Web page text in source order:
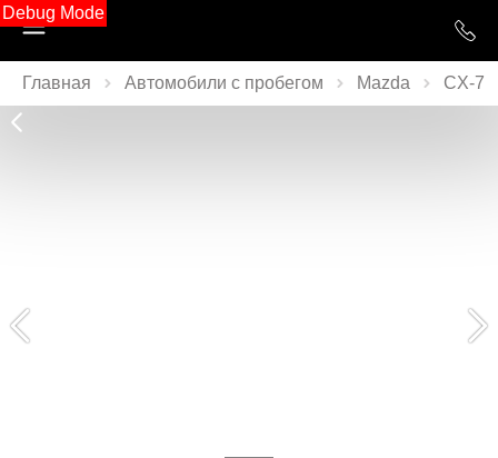
Debug Mode
Главная Автомобили с пробегом Mazda CX-7